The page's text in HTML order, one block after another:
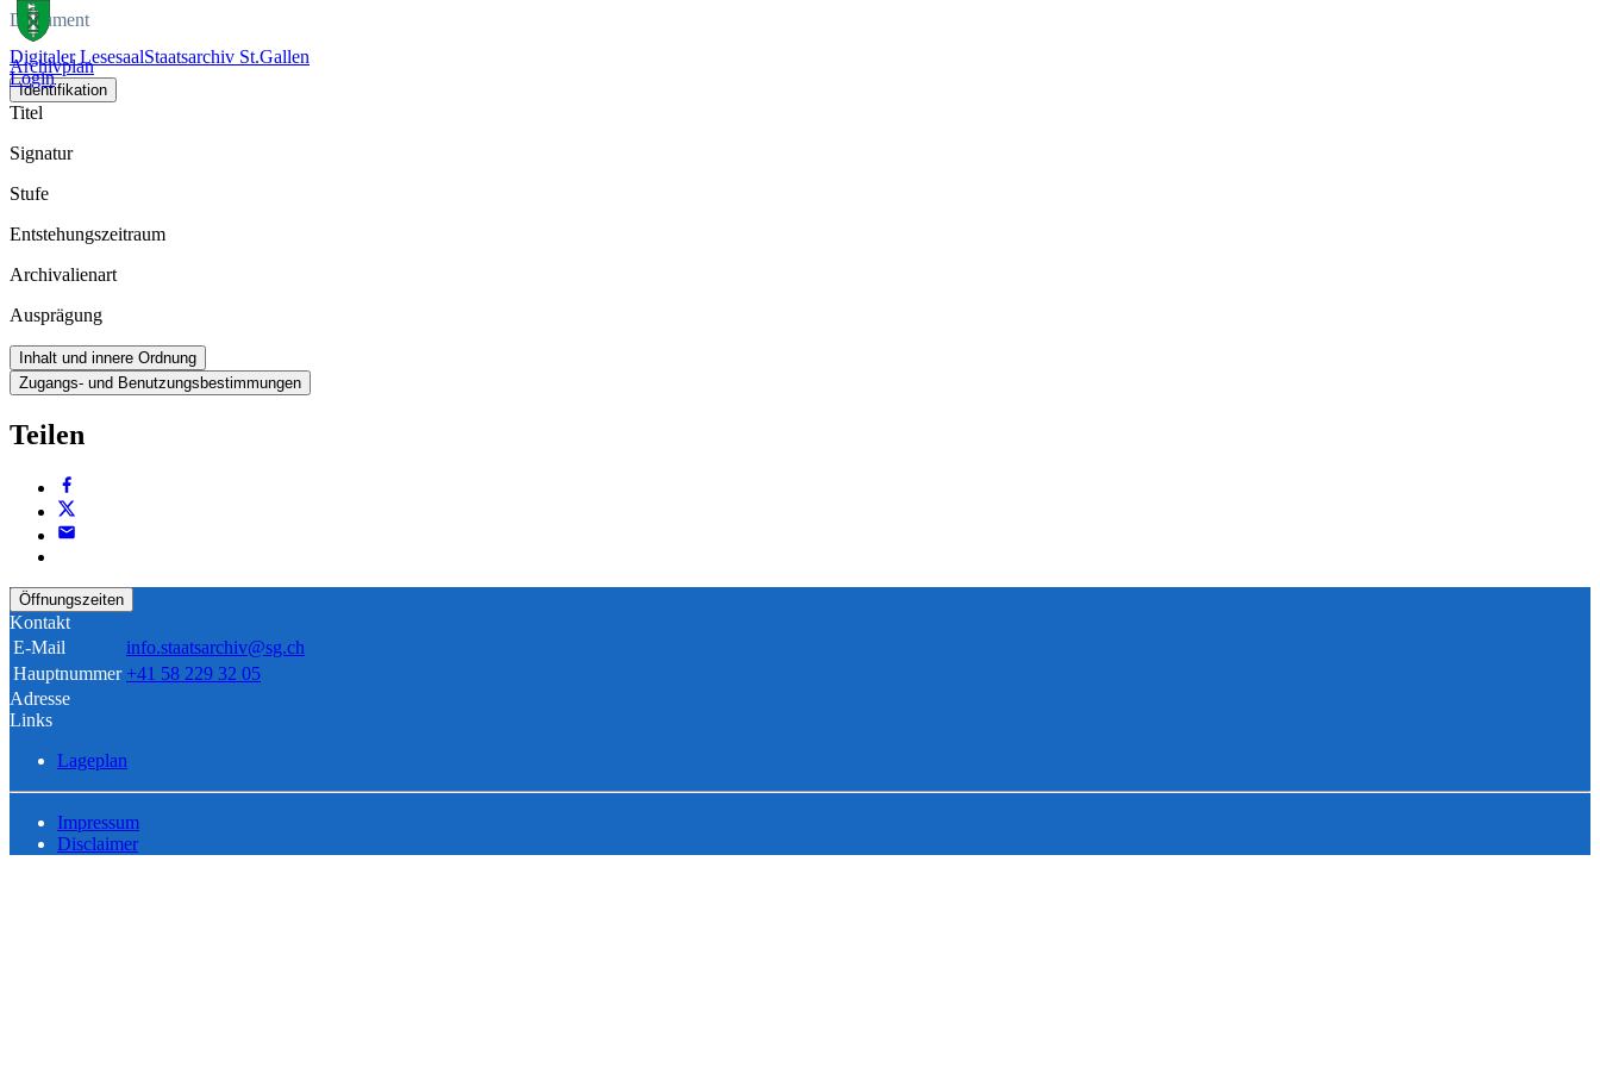
Digitaler LesesaalStaatsarchiv St.Gallen
Login
Dokument
Archivplan
Identifikation
Titel
Signatur
Stufe
Entstehungszeitraum
Archivalienart
Ausprägung
Inhalt und innere Ordnung
Zugangs- und Benutzungsbestimmungen
Teilen
Öffnungszeiten
Kontakt
E-Mail
info.staatsarchiv@sg.ch
Hauptnummer +41 58 229 32 05
Adresse
Links
Lageplan
Impressum
Disclaimer